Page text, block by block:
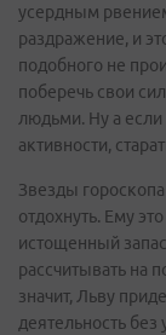
усердным
раздражение, и
подобного не
поберечь свои
людьми. Ну а если
активности,
Звезды
отдохнуть. Ему
истощенный
рассчитывать на
значит, Льву
деятельность